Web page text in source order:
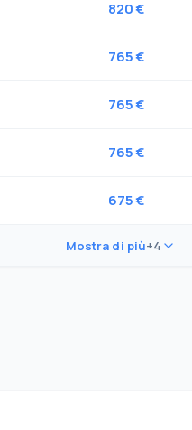
820 €
765 €
765 €
765 €
675 €
Mostra di più+4